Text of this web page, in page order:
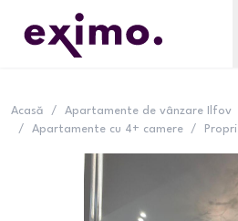
Acasă / Apartamente de vânzare Ilfov
/
Apartamente cu 4+ camere /